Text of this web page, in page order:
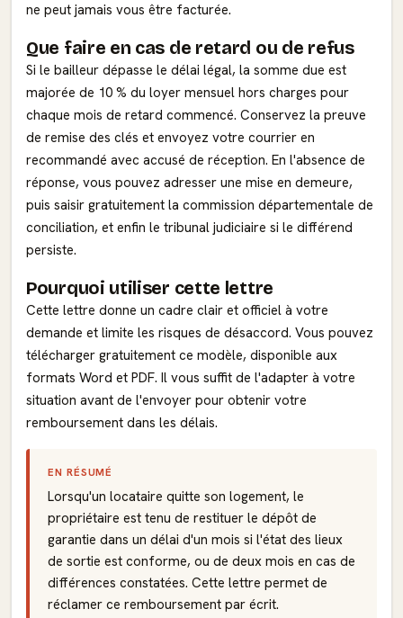
ne peut jamais vous être facturée.
Que faire en cas de retard ou de refus
Si le bailleur dépasse le délai légal, la somme due est
majorée de 10 % du loyer mensuel hors charges pour
chaque mois de retard commencé. Conservez la preuve
de remise des clés et envoyez votre courrier en
recommandé avec accusé de réception. En l'absence de
réponse, vous pouvez adresser une mise en demeure,
puis saisir gratuitement la commission départementale de
conciliation, et enfin le tribunal judiciaire si le différend
persiste.
Pourquoi utiliser cette lettre
Cette lettre donne un cadre clair et officiel à votre
demande et limite les risques de désaccord. Vous pouvez
télécharger gratuitement ce modèle, disponible aux
formats Word et PDF. Il vous suffit de l'adapter à votre
situation avant de l'envoyer pour obtenir votre
remboursement dans les délais.
EN RÉSUMÉ
Lorsqu'un locataire quitte son logement, le
propriétaire est tenu de restituer le dépôt de
garantie dans un délai d'un mois si l'état des lieux
de sortie est conforme, ou de deux mois en cas de
différences constatées. Cette lettre permet de
réclamer ce remboursement par écrit.